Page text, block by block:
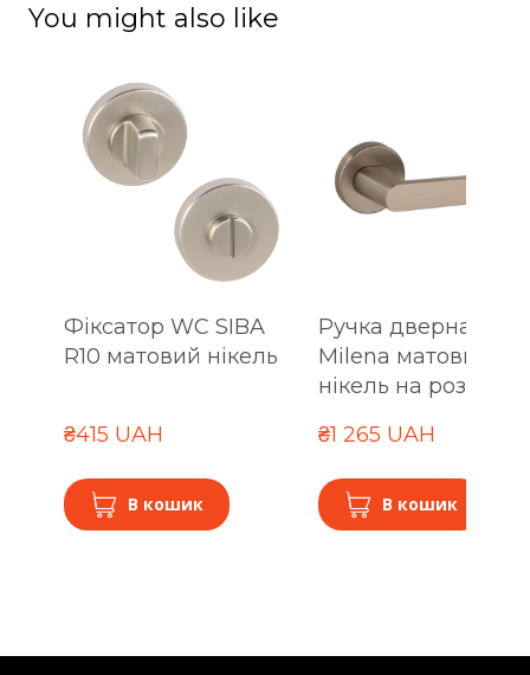
You might also like
Фіксатор WC SIBA
R10 матовий нікель
₴415 UAH
В кошик
Ручка дверна SIBA
Milena матовий
нікель на розетці
₴1 265 UAH
В кошик